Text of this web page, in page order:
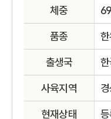
체중
품종
출생국
사육지역
현재상태